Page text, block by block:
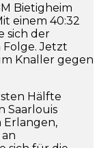
Bietigheim
einem 40:32
sich der
Jetzt
Knaller gegen
Hälfte
Saarlouis
Erlangen,